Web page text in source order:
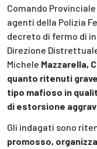
Comando
agenti della Polizia
decreto di fermo di
Direzione
Michele Mazzarella,
quanto ritenuti
tipo mafioso in
di estorsione
Gli indagati sono
promosso,